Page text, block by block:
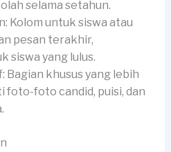
selama setahun.
Kolom untuk siswa atau
pesan terakhir,
siswa yang lulus.
Bagian khusus yang lebih
foto-foto candid, puisi, dan